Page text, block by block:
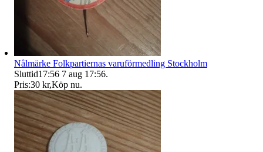
Nålmärke Folkpartiernas varuförmedling Stockholm
Sluttid17:56 7 aug 17:56.
Pris:30 kr,Köp nu.